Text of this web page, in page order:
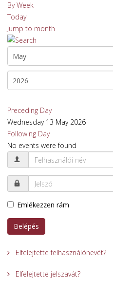
By Week
Today
Jump to month
Preceding Day
Wednesday 13 May 2026
Following Day
No events were found
Emlékezzen rám
Belépés
Elfelejtette felhasználónevét?
Elfelejtette jelszavát?